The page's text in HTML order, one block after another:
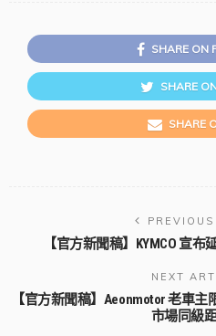
SHARE ON
SHARE
SHARE
【官方新聞稿】KYMCO 宣
NEXT
【官方新聞稿】Aeonmotor 老車
市場同級